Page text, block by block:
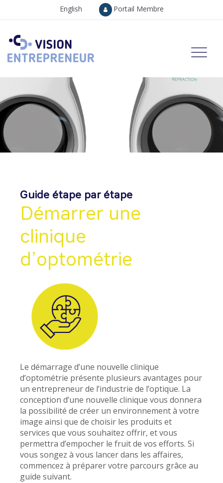
English Portail Membre
Guide étape par étape
Démarrer une
clinique
d’optométrie
Le démarrage d’une nouvelle clinique
d’optométrie présente plusieurs avantages pour
un entrepreneur de l’industrie de l’optique. La
conception d’une nouvelle clinique vous donnera
la possibilité de créer un environnement à votre
image ainsi que de choisir les produits et
services que vous souhaitez offrir, et vous
permettra d’empocher le fruit de vos efforts. Si
vous songez à vous lancer dans les affaires,
commencez à préparer votre parcours grâce au
guide suivant.